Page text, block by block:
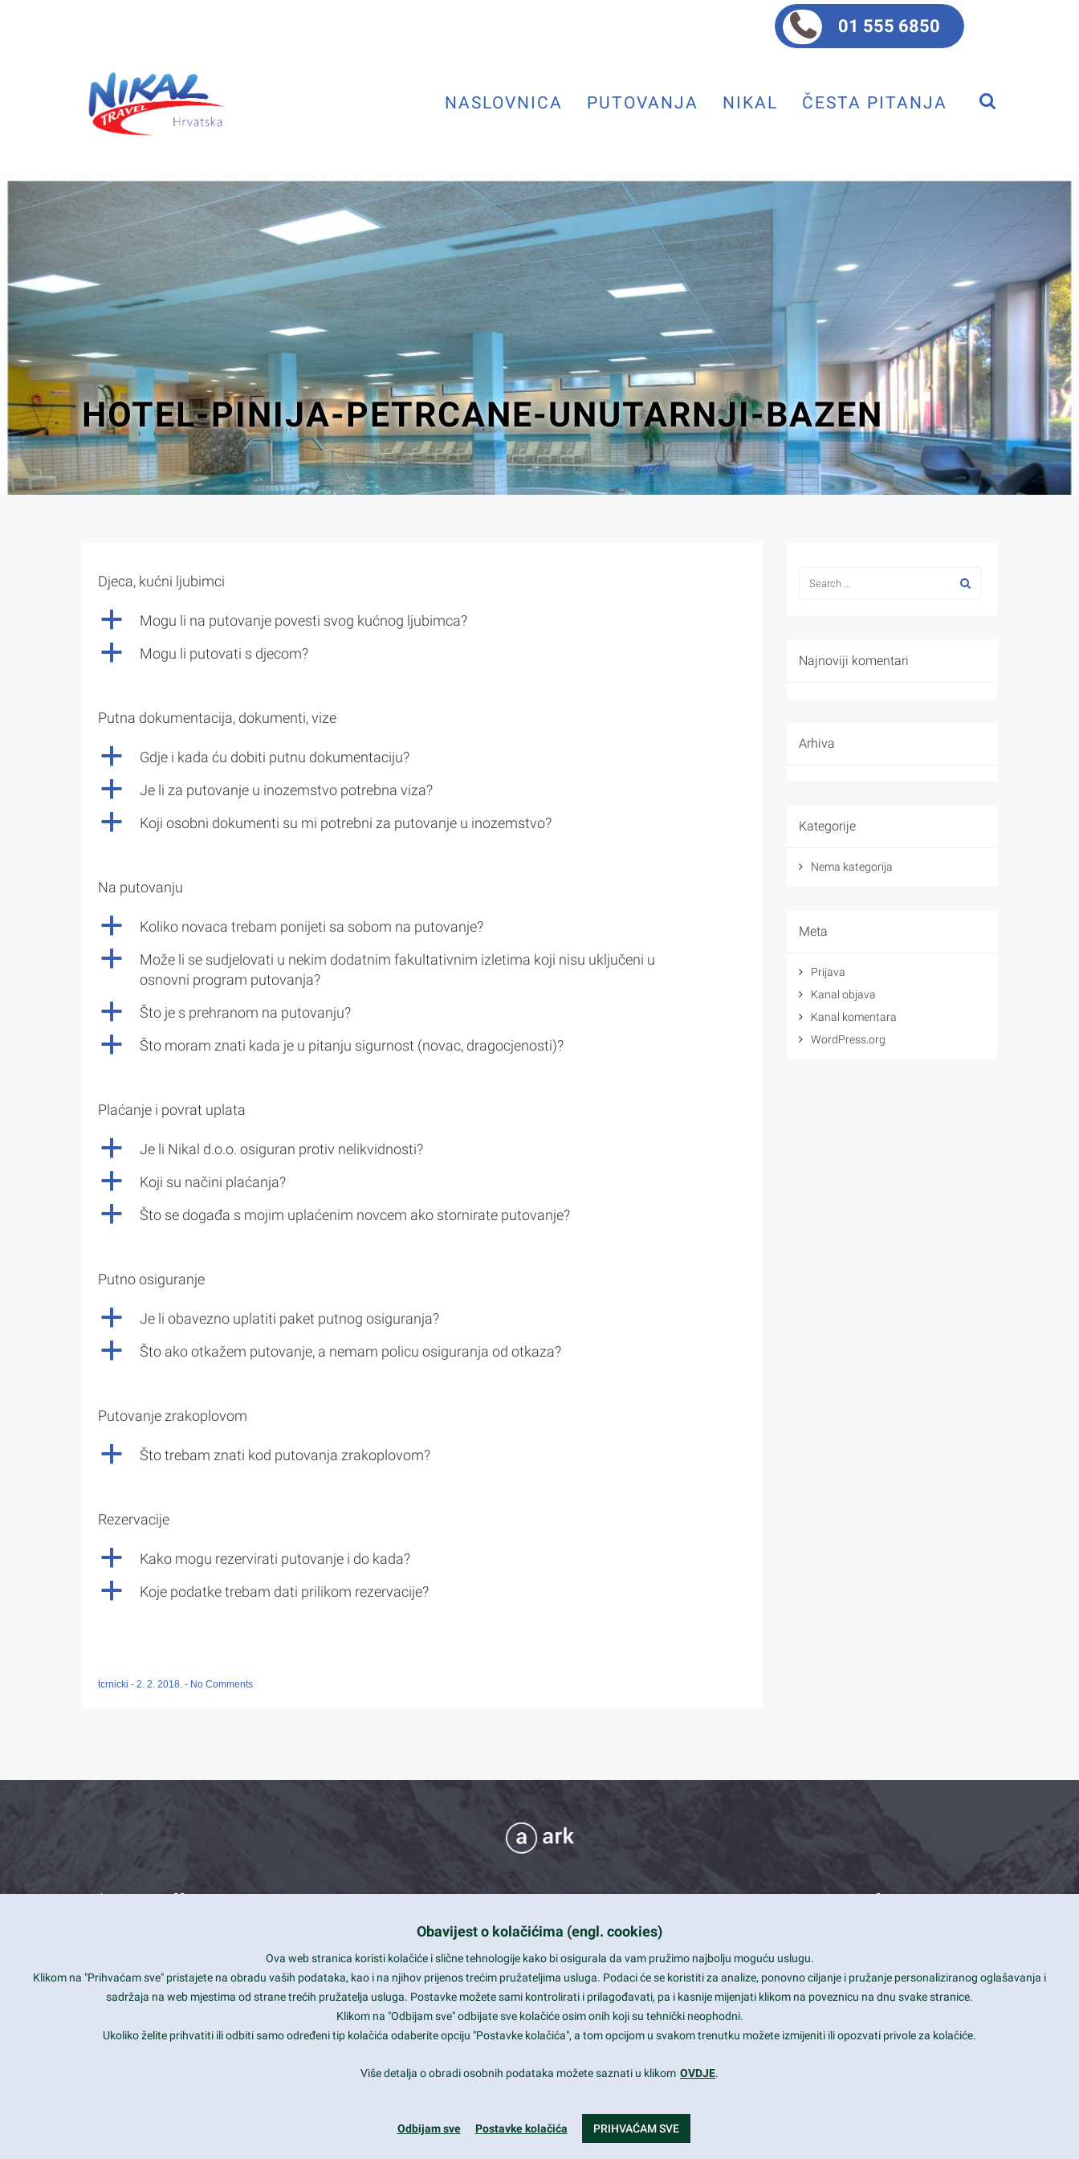
01 555 6850
NASLOVNICA PUTOVANJA NIKAL ČESTA PITANJA
HOTEL-PINIJA-PETRCANE-UNUTARNJI-BAZEN
Djeca, kućni ljubimci
a Mogu li na putovanje povesti svog kućnog ljubimca?
a Mogu li putovati s djecom?
Putna dokumentacija, dokumenti, vize
a Gdje i kada ću dobiti putnu dokumentaciju?
a Je li za putovanje u inozemstvo potrebna viza?
a Koji osobni dokumenti su mi potrebni za putovanje u inozemstvo?
Na putovanju
a Koliko novaca trebam ponijeti sa sobom na putovanje?
a
Može li se sudjelovati u nekim dodatnim fakultativnim izletima koji nisu uključeni u
osnovni program putovanja?
a Što je s prehranom na putovanju?
a Što moram znati kada je u pitanju sigurnost (novac, dragocjenosti)?
Plaćanje i povrat uplata
a Je li Nikal d.o.o. osiguran protiv nelikvidnosti?
a Koji su načini plaćanja?
a Što se događa s mojim uplaćenim novcem ako stornirate putovanje?
Putno osiguranje
a Je li obavezno uplatiti paket putnog osiguranja?
a Što ako otkažem putovanje, a nemam policu osiguranja od otkaza?
Putovanje zrakoplovom
a Što trebam znati kod putovanja zrakoplovom?
Rezervacije
a Kako mogu rezervirati putovanje i do kada?
a Koje podatke trebam dati prilikom rezervacije?
tcrnicki - 2. 2. 2018. - No Comments
Najnoviji komentari
Arhiva
Kategorije
Nema kategorija
Meta
Prijava
Kanal objava
Kanal komentara
WordPress.org
What we offer
Is your website user friendly?
Ark offers weekly stunning designs.
Why our customers love Ark?
Smart and beautiful design
Unlimited Eelements
Mobile ready
Contact Info
View, CA 94043
+1 650-253-0000
Daily: 9:00 am - 6:00 pm
Obavijest o kolačićima (engl. cookies)
Ova web stranica koristi kolačiće i slične tehnologije kako bi osigurala da vam pružimo najbolju moguću uslugu.
Klikom na "Prihvaćam sve" pristajete na obradu vaših podataka, kao i na njihov prijenos trećim pružateljima usluga. Podaci će se koristiti za analize, ponovno ciljanje i pružanje personaliziranog oglašavanja i
sadržaja na web mjestima od strane trećih pružatelja usluga. Postavke možete sami kontrolirati i prilagođavati, pa i kasnije mijenjati klikom na poveznicu na dnu svake stranice.
Klikom na "Odbijam sve" odbijate sve kolačiće osim onih koji su tehnički neophodni.
Ukoliko želite prihvatiti ili odbiti samo određeni tip kolačića odaberite opciju "Postavke kolačića", a tom opcijom u svakom trenutku možete izmijeniti ili opozvati privole za kolačiće.
Više detalja o obradi osobnih podataka možete saznati u klikom OVDJE.
Odbijam sve Postavke kolačića PRIHVAĆAM SVE